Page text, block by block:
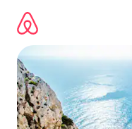
përmbajtja